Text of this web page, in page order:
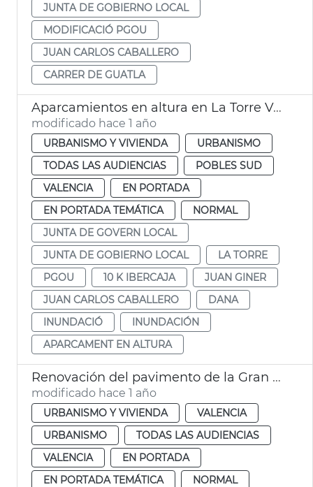
JUNTA DE GOBIERNO LOCAL
MODIFICACIÓ PGOU
JUAN CARLOS CABALLERO
CARRER DE GUATLA
Aparcamientos en altura en La Torre València
modificado hace 1 año
URBANISMO Y VIVIENDA
URBANISMO
TODAS LAS AUDIENCIAS
POBLES SUD
VALENCIA
EN PORTADA
EN PORTADA TEMÁTICA
NORMAL
JUNTA DE GOVERN LOCAL
JUNTA DE GOBIERNO LOCAL
LA TORRE
PGOU
10 K IBERCAJA
JUAN GINER
JUAN CARLOS CABALLERO
DANA
INUNDACIÓ
INUNDACIÓN
APARCAMENT EN ALTURA
Renovación del pavimento de la Gran Via Marqués del Túria de València
modificado hace 1 año
URBANISMO Y VIVIENDA
VALENCIA
URBANISMO
TODAS LAS AUDIENCIAS
VALENCIA
EN PORTADA
EN PORTADA TEMÁTICA
NORMAL